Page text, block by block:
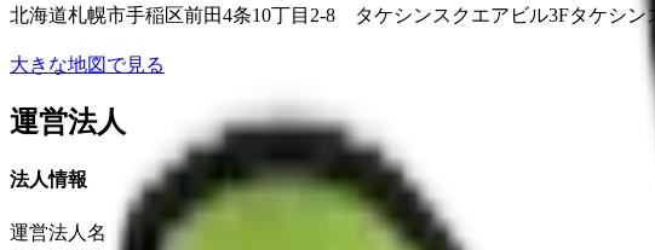
北海道札幌市手稲区前田4条10丁目2-8 タケシンスクエアビル3Fタケシン
大きな地図で見る
運営法人
法人情報
運営法人名